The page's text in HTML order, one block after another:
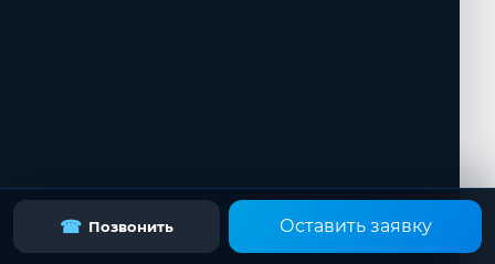
☎ Позвонить Оставить заявку